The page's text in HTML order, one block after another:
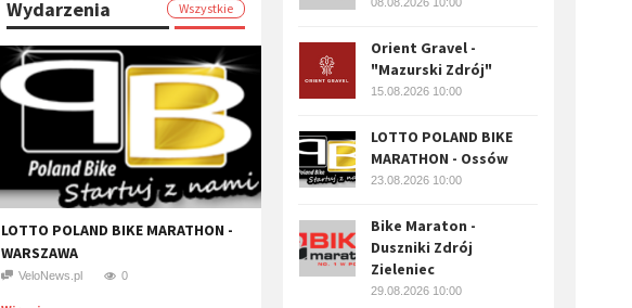
Wydarzenia Wszystkie
LOTTO POLAND BIKE MARATHON -
WARSZAWA
VeloNews.pl 0
Orient Gravel -
"Mazurski Zdrój"
15.08.2026 10:00
LOTTO POLAND BIKE
MARATHON - Ossów
23.08.2026 10:00
Bike Maraton -
Duszniki Zdrój
Zieleniec
29.08.2026 10:00